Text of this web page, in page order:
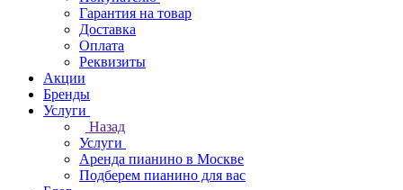
Гарантия на товар
Доставка
Оплата
Реквизиты
Акции
Бренды
Услуги
Назад
Услуги
Аренда пианино в Москве
Подберем пианино для вас